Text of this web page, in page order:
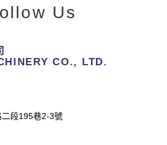
Us
CO., LTD.
段195巷2-3號